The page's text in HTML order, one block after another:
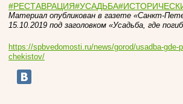
#РЕСТАВРАЦИЯ#УСАДЬБА
Материал опубликован в газете «Санкт-
15.10.2019 под заголовком «Усадьба, где
https://spbvedomosti.ru/news/gorod/usadba-
chekistov/